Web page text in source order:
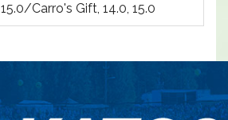
15.0/Carro's Gift, 14.0, 15.0